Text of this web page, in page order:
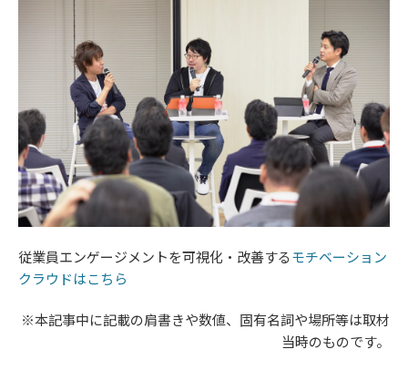
従業員エンゲージメントを可視化・改善する​​​​​​​モチベーション
クラウドはこちら
※本記事中に記載の肩書きや数値、固有名詞や場所等は取材
当時のものです。